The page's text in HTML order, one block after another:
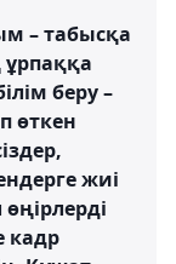
– табысқа
ұрпаққа
беру –
өткен
жиі
кадр